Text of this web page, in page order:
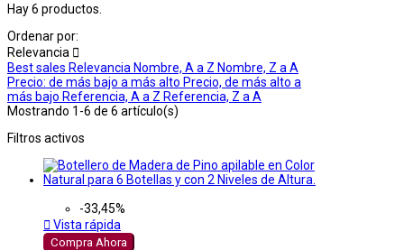
Hay 6 productos.
Ordenar por:
Relevancia 
Best sales Relevancia Nombre, A a Z Nombre, Z a A
Precio: de más bajo a más alto Precio, de más alto a
más bajo Referencia, A a Z Referencia, Z a A
Mostrando 1-6 de 6 artículo(s)
Filtros activos
-33,45%
 Vista rápida
Compra Ahora